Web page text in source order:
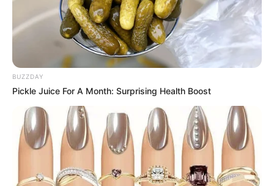
BUZZDAY
Pickle Juice For A Month: Surprising Health Boost